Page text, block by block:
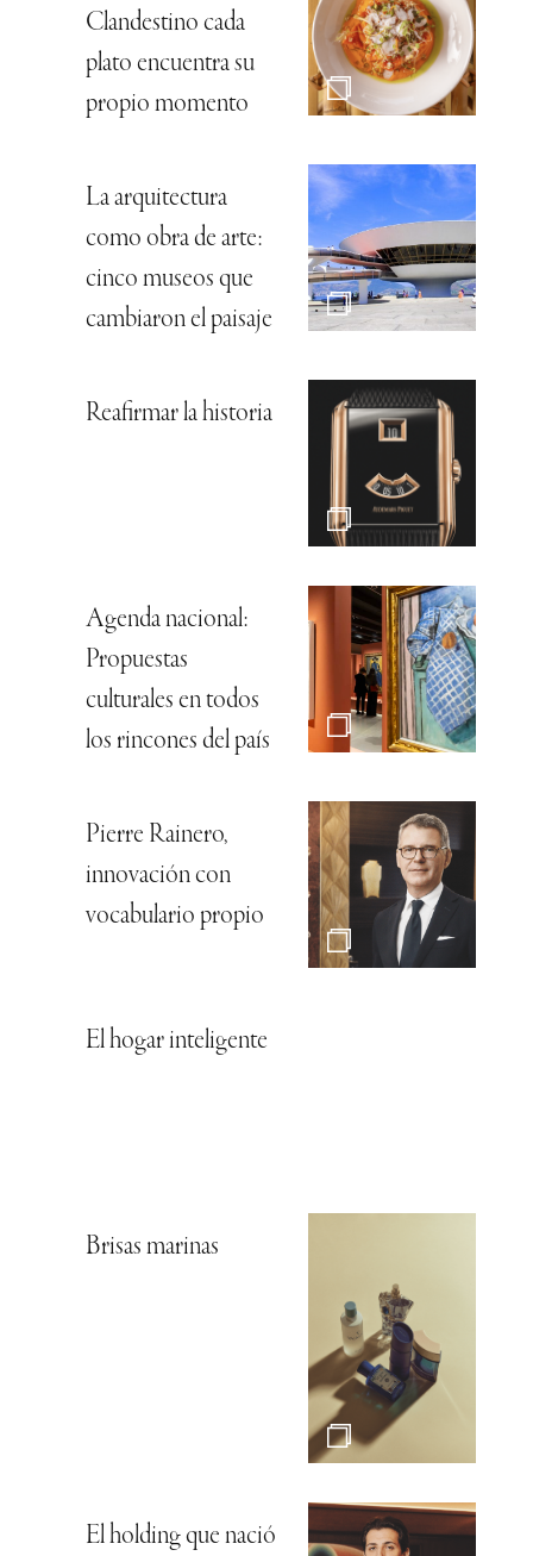
Clandestino cada
plato encuentra su
propio momento
La arquitectura
como obra de arte:
cinco museos que
cambiaron el paisaje
Reafirmar la historia
Agenda nacional:
Propuestas
culturales en todos
los rincones del país
Pierre Rainero,
innovación con
vocabulario propio
El hogar inteligente
Brisas marinas
El holding que nació